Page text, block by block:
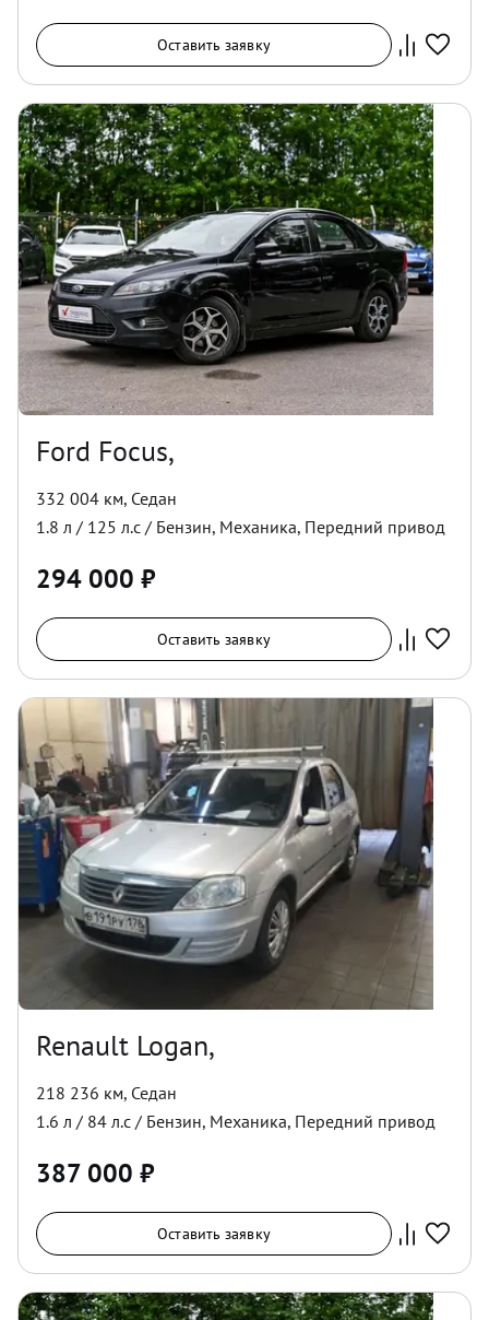
Оставить заявку
Ford Focus,
332 004 км, Седан
1.8 л / 125 л.с / Бензин, Механика, Передний привод
294 000 ₽
Оставить заявку
Renault Logan,
218 236 км, Седан
1.6 л / 84 л.с / Бензин, Механика, Передний привод
387 000 ₽
Оставить заявку